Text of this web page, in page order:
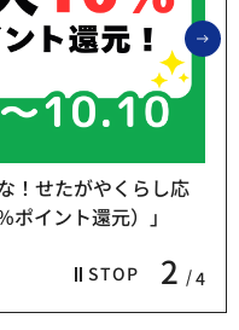
STOP 2 4
！せたがやくらし応
イント還元）」